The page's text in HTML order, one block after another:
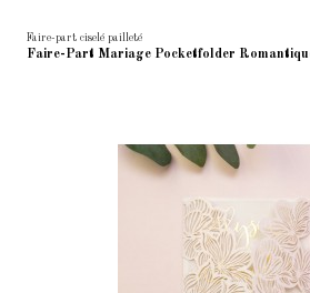
Faire-part ciselé pailleté
Faire-Part Mariage Pocketfolder